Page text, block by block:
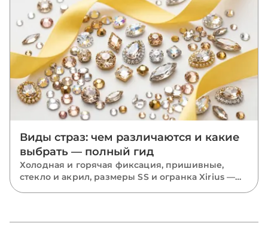
Виды страз: чем различаются и какие
выбрать — полный гид
Холодная и горячая фиксация, пришивные,
стекло и акрил, размеры SS и огранка Xirius —